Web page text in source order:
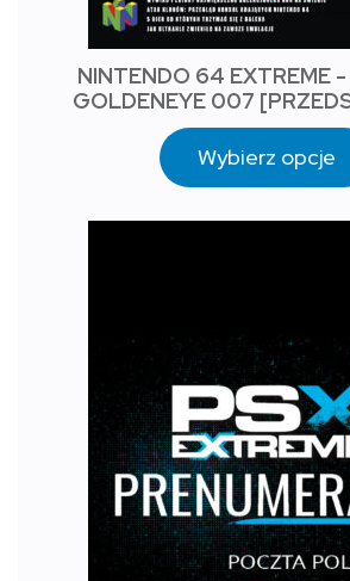
NINTENDO 64 EXTREME
GOLDENEYE 007
Wybierz opcje